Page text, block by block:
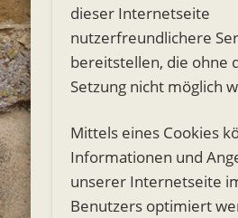
dieser Internetseite
nutzerfreundlichere
bereitstellen, die ohne
Setzung nicht möglich
Mittels eines Cookies
Informationen und
unserer Internetseite
Benutzers optimiert